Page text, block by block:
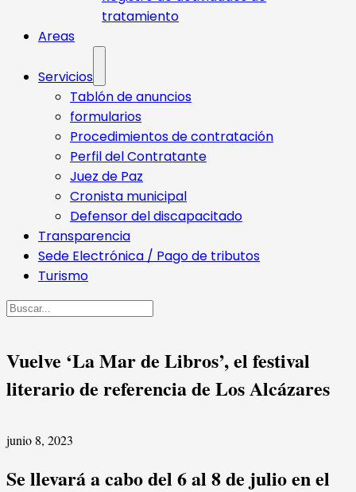
tratamiento
Areas
Servicios
Tablón de anuncios
formularios
Procedimientos de contratación
Perfil del Contratante
Juez de Paz
Cronista municipal
Defensor del discapacitado
Transparencia
Sede Electrónica / Pago de tributos
Turismo
Buscar
Vuelve ‘La Mar de Libros’, el festival
literario de referencia de Los Alcázares
junio 8, 2023
Se llevará a cabo del 6 al 8 de julio en el